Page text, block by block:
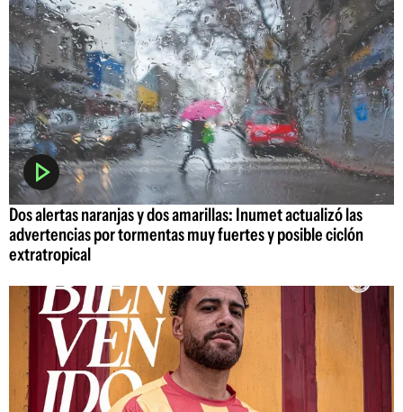
Dos alertas naranjas y dos amarillas: Inumet actualizó las
advertencias por tormentas muy fuertes y posible ciclón
extratropical